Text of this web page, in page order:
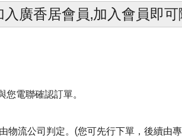
入廣香居會員‚加入會員即
電聯確認訂單。
流公司判定。(您可先行下單，後續由